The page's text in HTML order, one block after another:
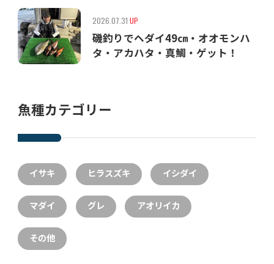
2026.07.31 UP
磯釣りでヘダイ49㎝・オオモンハ
タ・アカハタ・真鯛・ゲット！
魚種カテゴリー
イサキ ヒラスズキ イシダイ
マダイ グレ アオリイカ
その他